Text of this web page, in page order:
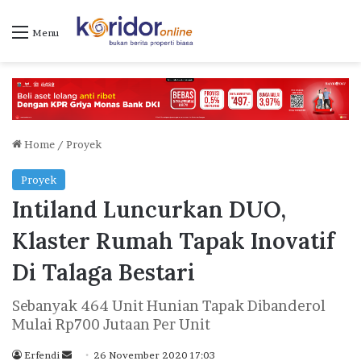
Menu
Home / Proyek
Proyek
Intiland Luncurkan DUO,
Klaster Rumah Tapak Inovatif
Di Talaga Bestari
Sebanyak 464 Unit Hunian Tapak Dibanderol
Mulai Rp700 Jutaan Per Unit
Erfendi 26 November 2020 17:03